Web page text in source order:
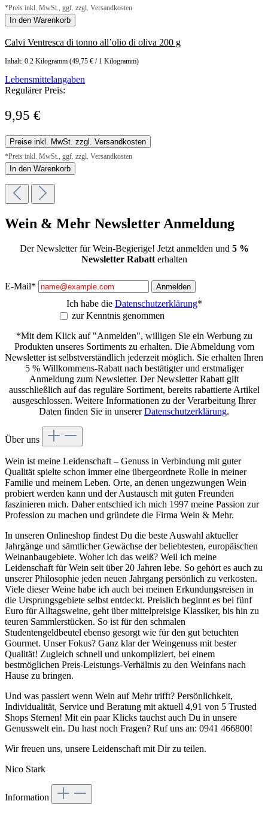
*Preis inkl. MwSt., ggf. zzgl. Versandkosten
In den Warenkorb
Calvi Ventresca di tonno all’olio di oliva 200 g
Inhalt: 0.2 Kilogramm (49,75 € / 1 Kilogramm)
Lebensmittelangaben
Regulärer Preis:
9,95 €
Preise inkl. MwSt. zzgl. Versandkosten
*Preis inkl. MwSt., ggf. zzgl. Versandkosten
In den Warenkorb
Wein & Mehr Newsletter Anmeldung
Der Newsletter für Wein-Begierige! Jetzt anmelden und 5 %
Newsletter Rabatterhalten
E-Mail* Anmelden
Ich habe die Datenschutzerklärung*
zur Kenntnis genommen
*Mit dem Klick auf "Anmelden", willigen Sie ein Werbung zu
Produkten unseres Sortiments zu erhalten. Die Abmeldung vom
Newsletter ist selbstverständlich jederzeit möglich. Sie erhalten Ihren
5 % Willkommens-Rabatt nach bestätigter und erstmaliger
Anmeldung zum Newsletter. Der Newsletter Rabatt gilt
ausschließlich auf das reguläre Sortiment, bereits rabattierte Artikel
ausgeschlossen. Weitere Informationen zu der Verarbeitung Ihrer
Daten finden Sie in unsererDatenschutzerklärung.
Über uns
Wein ist meine Leidenschaft – Genuss in Verbindung mit guter
Qualität spielte schon immer eine übergeordnete Rolle in meiner
Familie und meinem Leben. Orte, an denen ungezwungen Wein
probiert werden kann und der Austausch mit guten Freunden
faszinieren mich. Daher entschied ich mich 1997 meine Passion zur
Profession zu machen und gründete die Firma Wein & Mehr.
In unseren Onlineshop findest Du die beste Auswahl aktueller
Jahrgänge und sämtlicher Gewächse der beliebtesten, europäischen
Weinanbaugebiete. Woher ich das weiß? Weil ich meine
Leidenschaft für Wein seit über 20 Jahren lebe. So gehört es auch zu
unserer Philosophie jeden neuen Jahrgang persönlich zu verkosten.
Viele dieser Weine habe ich auch bei meinen Erkundungsreisen in
die Ursprungsgebiete selbst entdeckt. Preislich beginnt es bei fünf
Euro für Alltagsweine, geht über mittelpreisige Klassiker, bis hin zu
teuren Sammlerstücken. So ist für den schmalen
Studentengeldbeutel ebenso gesorgt wie für den gut betuchten
Gourmet. Unser Fokus? Ganz klar der Weingenuss mit bester
Qualität! Zugleich schnell und unkompliziert, bei einem
bestmöglichen Preis-Leistungs-Verhältnis zu den Weinfans nach
Hause zu bringen.
Und was passiert wenn Wein auf Mehr trifft? Persönlichkeit,
Individualität, Service und Beratung mit aktuell 4,91 von 5 Trusted
Shops Sternen! Mit ein paar Klicks tauchst auch Du in unsere
Genusswelt ein. Du hast noch Fragen? Ruf uns an: 0941 466800!
Wir freuen uns, unsere Leidenschaft mit Dir zu teilen.
Nico Stark
Information